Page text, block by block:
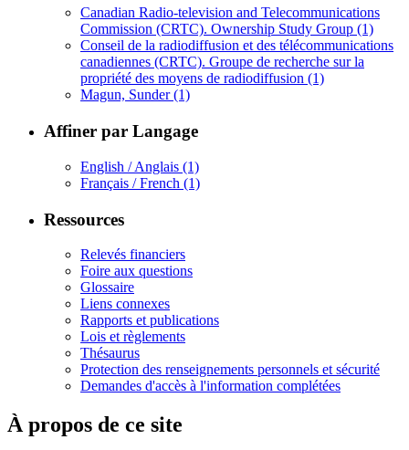
Canadian Radio-television and Telecommunications
Commission (CRTC). Ownership Study Group (1)
Conseil de la radiodiffusion et des télécommunications
canadiennes (CRTC). Groupe de recherche sur la
propriété des moyens de radiodiffusion (1)
Magun, Sunder(1)
Affiner par Langage
English / Anglais (1)
Français / French (1)
Ressources
Relevés financiers
Foire aux questions
Glossaire
Liens connexes
Rapports et publications
Lois et règlements
Thésaurus
Protection des renseignements personnels et sécurité
Demandes d'accès à l'information complétées
À propos de ce site